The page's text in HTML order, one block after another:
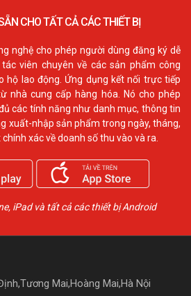
CHO TẤT CẢ CÁC THIẾT BỊ
nghệ cho phép người dùng đăng ký dễ
viên chuyên về các sản phẩm công
hộ lao động. Ứng dụng kết nối trực tiếp
nhà cung cấp hàng hóa. Nó cho phép
các tính năng như danh mục, thông tin
xuất-nhập sản phẩm trong ngày, tháng,
xác về doanh số thu vào và ra.
iPad và tất cả các thiết bị Android
Mai,Hoàng Mai,Hà Nội